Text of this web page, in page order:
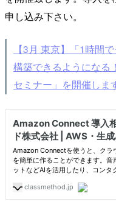
申し込み下さい。
【3月 東京】「1時間
構築できるようになる
セミナー」を開催しま